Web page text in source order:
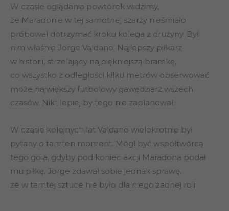
W czasie oglądania powtórek widzimy,
że Maradonie w tej samotnej szarży nieśmiało
próbował dotrzymać kroku kolega z drużyny. Był
nim właśnie Jorge Valdano. Najlepszy piłkarz
w historii, strzelający najpiękniejszą bramkę,
co wszystko z odległości kilku metrów obserwować
może największy futbolowy gawędziarz wszech
czasów. Nikt lepiej by tego nie zaplanował.
W czasie kolejnych lat Valdano wielokrotnie był
pytany o tamten moment. Mógł być współtwórcą
tego gola, gdyby pod koniec akcji Maradona podał
mu piłkę. Jorge zdawał sobie jednak sprawę,
że w tamtej sztuce nie było dla niego żadnej roli: